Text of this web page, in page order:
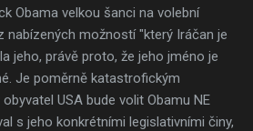
Obama velkou šanci na volební
nabízených možností "který Iráčan je
jeho, právě proto, že jeho jméno je
Je poměrně katastrofickým
USA bude volit Obamu NE
s jeho konkrétními legislativními činy,